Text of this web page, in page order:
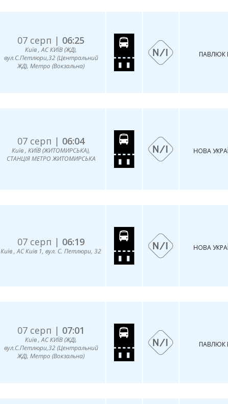
07 серп | 06:25
Київ , АС КИЇВ (ЖД),
вул.С.Петлюри,32 (Центральний
ЖД), Метро (Вокзальна)
ПАВЛЮК
07 серп | 06:04
Київ , КИЇВ (ЖИТОМИРСЬКА),
СТАНЦІЯ МЕТРО ЖИТОМИРСЬКА
НОВА
07 серп | 06:19
Київ , АС Київ 1, вул. С. Петлюри, 32 НОВА
07 серп | 07:01
Київ , АС КИЇВ (ЖД),
вул.С.Петлюри,32 (Центральний
ЖД), Метро (Вокзальна)
ПАВЛЮК